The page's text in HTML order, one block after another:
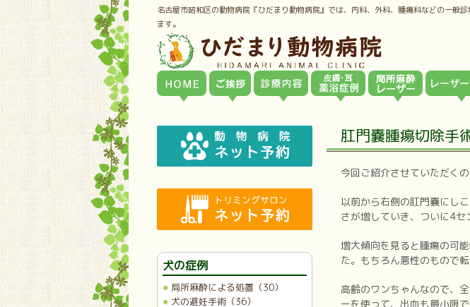
名古屋市昭和区の動物病院『ひだまり動物病院』では、内科、外科、腫瘍科などの一般
ます。
肛門嚢腫瘍切除手
今回ご紹介させていただく
以前から右側の肛門嚢にし
さが増していき、ついに4セ
増大傾向を見ると腫瘍の可
た。もちろん悪性のもので
高齢のワンちゃんなので、
ーを使って、出血も最小限
犬の症例
局所麻酔による処置（30）
犬の避妊手術（36）